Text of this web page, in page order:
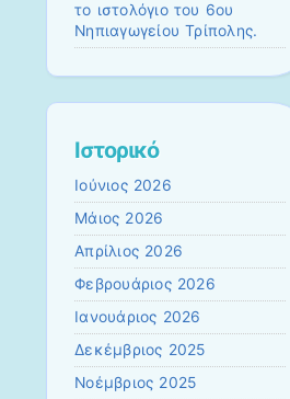
το ιστολόγιο του 6ου
Νηπιαγωγείου Τρίπολης.
Ιστορικό
Ιούνιος 2026
Μάιος 2026
Απρίλιος 2026
Φεβρουάριος 2026
Ιανουάριος 2026
Δεκέμβριος 2025
Νοέμβριος 2025